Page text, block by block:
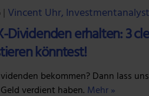
| Vincent Uhr, Investmentanalyst
Dividenden erhalten: 3
könntest!
bekommen? Dann lass
verdient haben. Mehr »